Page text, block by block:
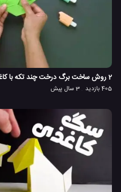
2 روش ساخت برگ درخت چند تکه با کاغذ!
405 بازدید 3 سال پیش